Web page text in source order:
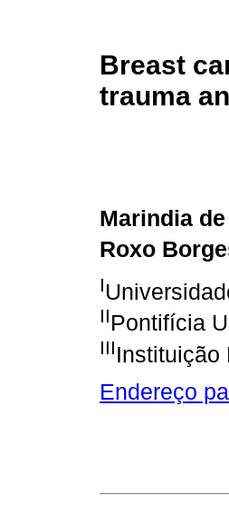
Breast
trauma
Marindia
Roxo
I
IIPontifícia
IIIInstituição
Endereço